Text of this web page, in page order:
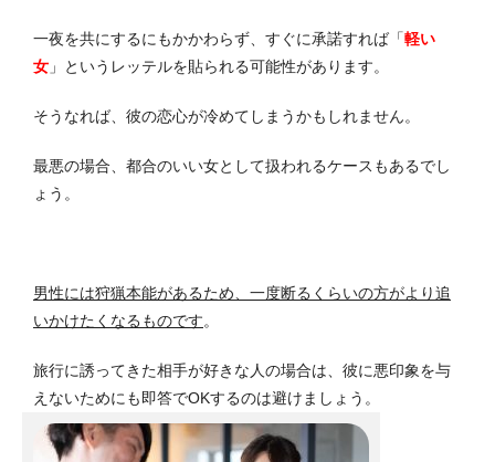
一夜を共にするにもかかわらず、すぐに承諾すれば「軽い
女 」というレッテルを貼られる可能性があります。
そうなれば、彼の恋心が冷めてしまうかもしれません。
最悪の場合、都合のいい女として扱われるケースもあるでし
ょう。
男性には狩猟本能があるため、一度断るくらいの方がより追
いかけたくなるものです。
旅行に誘ってきた相手が好きな人の場合は、彼に悪印象を与
えないためにも即答でOKするのは避けましょう。